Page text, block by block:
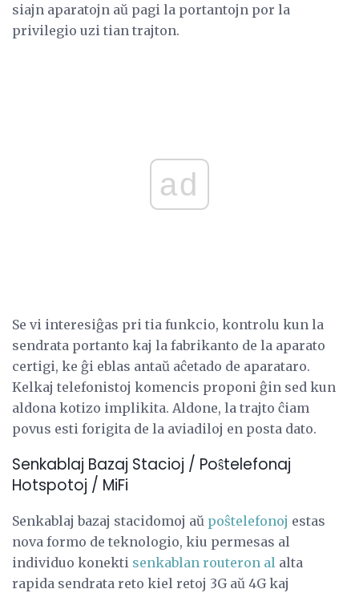
siajn aparatojn aŭ pagi la portantojn por la
privilegio uzi tian trajton.
ad
Se vi interesiĝas pri tia funkcio, kontrolu kun la
sendrata portanto kaj la fabrikanto de la aparato
certigi, ke ĝi eblas antaŭ aĉetado de aparataro.
Kelkaj telefonistoj komencis proponi ĝin sed kun
aldona kotizo implikita. Aldone, la trajto ĉiam
povus esti forigita de la aviadiloj en posta dato.
Senkablaj Bazaj Stacioj / Poŝtelefonaj
Hotspotoj / MiFi
Senkablaj bazaj stacidomoj aŭ poŝtelefonoj estas
nova formo de teknologio, kiu permesas al
individuo konekti senkablan routeron al alta
rapida sendrata reto kiel retoj 3G aŭ 4G kaj